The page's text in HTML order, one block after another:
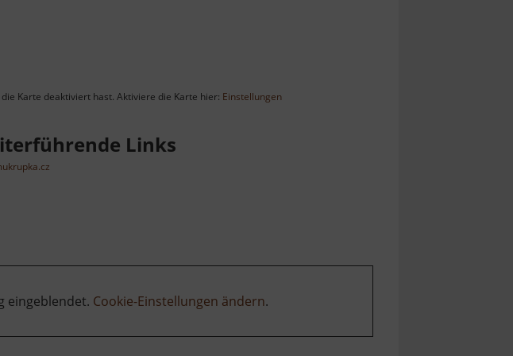
Karte deaktiviert hast. Aktiviere die Karte hier: Einstellungen
Links
eingeblendet. Cookie-Einstellungen ändern.